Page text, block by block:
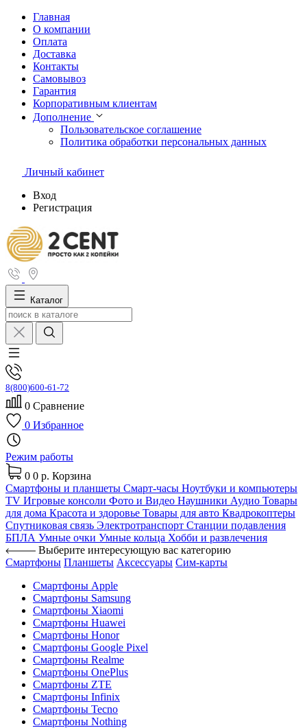
Главная
О компании
Оплата
Доставка
Контакты
Самовывоз
Гарантия
Корпоративным клиентам
Дополнение
Пользовательское соглашение
Политика обработки персональных данных
Личный кабинет
Вход
Регистрация
Каталог
8(800)600-61-72
0 Сравнение
0 Избранное
Режим работы
0 0 р. Корзина
Смартфоны и планшеты Смарт-часы Ноутбуки и компьютеры
TV Игровые консоли Фото и Видео Наушники Аудио Товары
для дома Красота и здоровье Товары для авто Квадрокоптеры
Спутниковая связь Электротранспорт Станции подавления
БПЛА Умные очки Умные кольца Хобби и развлечения
Выберите интересующую вас категорию
Смартфоны Планшеты Аксессуары Сим-карты
Смартфоны Apple
Смартфоны Samsung
Смартфоны Xiaomi
Смартфоны Huawei
Смартфоны Honor
Смартфоны Google Pixel
Смартфоны Realme
Смартфоны OnePlus
Смартфоны ZTE
Смартфоны Infinix
Смартфоны Tecno
Смартфоны Nothing